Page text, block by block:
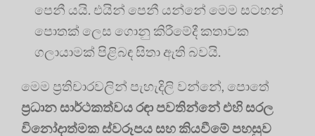
පෙනී යයි. එයින් පෙනී යන්නේ මෙම සටහන්
පොතක් ලෙස ගොනු කිරීමේදී කතාවක
ගලායාමක් පිළිබඳ සිතා ඇති බවයි.
මෙම ප්‍රතිචාරවලින් පැහැදිලි වන්නේ, පොතේ
ප්‍රධාන සාර්ථකත්වය රඳා පවතින්නේ එහි සරල
විනෝදාත්මක ස්වරූපය සහ කියවීමේ පහසුව